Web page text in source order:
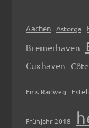
Aachen Astorga
Bremerhaven
Cuxhaven
Ems Radweg
Frühjahr 2018